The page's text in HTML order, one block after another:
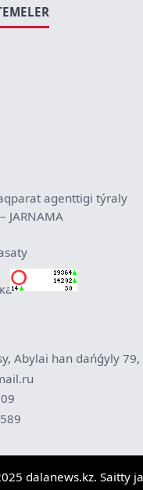
agenttigi týraly
JARNAMA
Abylai han dańǵyly 79,
dalanews.kz. Saitty